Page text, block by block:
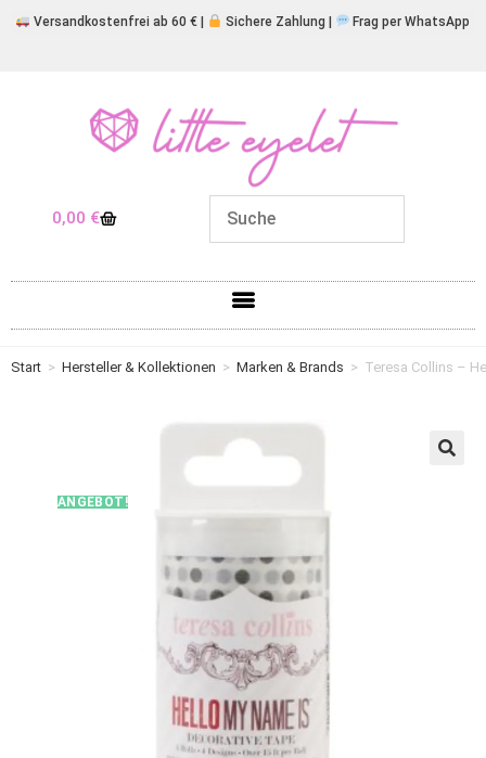
Versandkostenfrei ab 60 € | Sichere Zahlung | Frag per WhatsApp
0,00 €
Start > Hersteller & Kollektionen > Marken & Brands > Teresa Collins –
ANGEBOT!